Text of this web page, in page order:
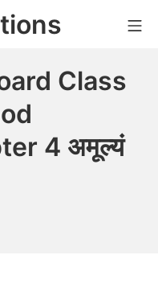
Class
4 अमूल्यं